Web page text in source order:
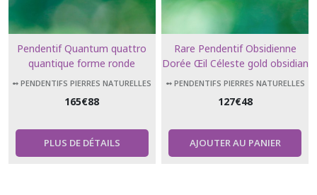
Pendentif Quantum quattro
quantique forme ronde
➻ PENDENTIFS PIERRES NATURELLES
165€88
PLUS DE DÉTAILS
Rare Pendentif Obsidienne
Dorée Œil Céleste gold obsidian
➻ PENDENTIFS PIERRES NATURELLES
127€48
AJOUTER AU PANIER